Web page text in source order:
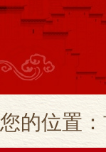
您的位置：